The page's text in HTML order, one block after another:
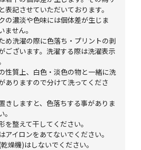
表記させていただいております。
の濃淡や色味には個体差が生じま
せん。
め洗濯の際に色落ち・プリントの剥
ございます。洗濯する際は洗濯表示
性質上、白色・淡色の物と一緒に洗
ありますので分けて洗ってくださ
きしますと、色落ちする事がありま
整えて干してください。
イロンをあてないでください。
燥機)はしないでください。